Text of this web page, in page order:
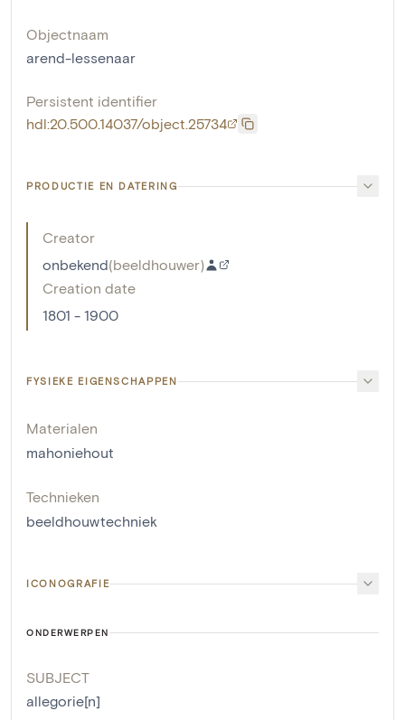
Objectnaam
arend-lessenaar
Persistent identifier
hdl:20.500.14037/object.25734
PRODUCTIE EN DATERING
Creator
onbekend(beeldhouwer)
Creation date
1801 - 1900
FYSIEKE EIGENSCHAPPEN
Materialen
mahoniehout
Technieken
beeldhouwtechniek
ICONOGRAFIE
ONDERWERPEN
SUBJECT
allegorie[n]